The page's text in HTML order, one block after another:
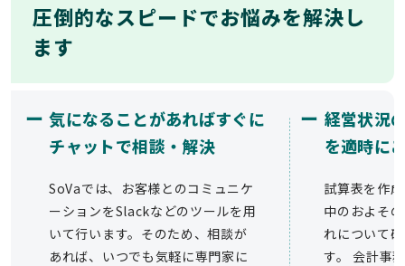
圧倒的なスピードでお悩みを解決し
ます
ー 気になることがあればすぐに
チャットで相談・解決
SoVaでは、お客様とのコミュニケ
ーションをSlackなどのツールを用
いて行います。そのため、相談が
あれば、いつでも気軽に専門家に
ー 経営状況
を適時に
試算表を作
中のおよそ
れについて
す。 会計事